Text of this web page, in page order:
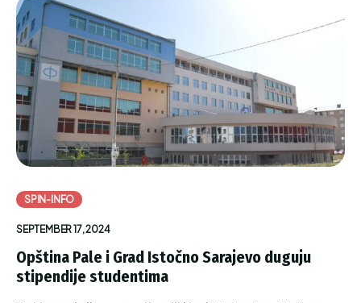
SPIN-INFO
SEPTEMBER 17, 2024
Opština Pale i Grad Istočno Sarajevo duguju
stipendije studentima